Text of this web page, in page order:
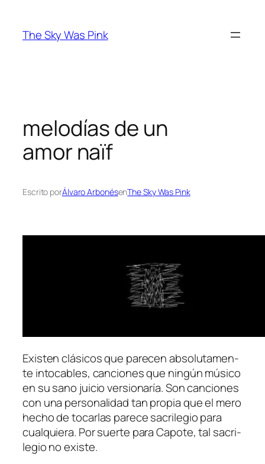
contenido
The Sky Was Pink
melodías de un
amor naïf
Escrito porÁlvaro ArbonésenThe Sky Was Pink
Existen clá­si­cos que pa­re­cen ab­so­lu­ta­men­
te in­to­ca­bles, can­cio­nes que nin­gún mú­si­co
en su sano jui­cio ver­sio­na­ría. Son can­cio­nes
con una per­so­na­li­dad tan pro­pia que el me­ro
he­cho de to­car­las pa­re­ce sa­cri­le­gio pa­ra
cual­quie­ra. Por suer­te pa­ra Capote, tal sa­cri­
le­gio no existe.